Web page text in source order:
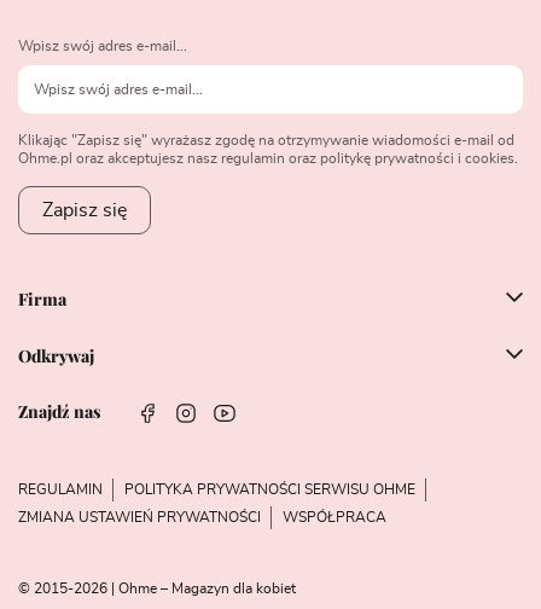
Firma
Odkrywaj
Znajdź nas
Wpisz swój adres e-mail...
Klikając "Zapisz się" wyrażasz zgodę na otrzymywanie wiadomości e-mail od
Ohme.pl oraz akceptujesz nasz regulamin oraz politykę prywatności i cookies.
Zapisz się
REGULAMIN
POLITYKA PRYWATNOŚCI SERWISU OHME
ZMIANA USTAWIEŃ PRYWATNOŚCI
WSPÓŁPRACA
© 2015-2026 | Ohme – Magazyn dla kobiet